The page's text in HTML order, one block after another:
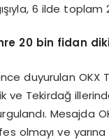
6 ilde toplam
20 bin fidan
duyurulan OKX
ve Tekirdağ
Mesajda
olmayı ve